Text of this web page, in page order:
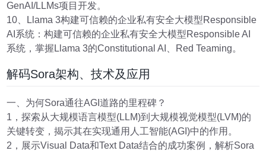
GenAI/LLMs项目开发。
10、Llama 3构建可信赖的企业私有安全大模型Responsible
AI系统：构建可信赖的企业私有安全大模型Responsible AI
系统，掌握Llama 3的Constitutional AI、Red Teaming。
解码Sora架构、技术及应用
一、为何Sora通往AGI道路的里程碑？
1，探索从大规模语言模型(LLM)到大规模视觉模型(LVM)的
关键转变，揭示其在实现通用人工智能(AGI)中的作用。
2，展示Visual Data和Text Data结合的成功案例，解析Sora